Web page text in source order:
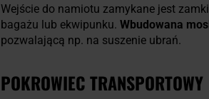
Wejście do namiotu zamykane jest
bagażu lub ekwipunku. Wbudowana
pozwalającą np. na suszenie ubrań.
POKROWIEC TRANSPORTOWY